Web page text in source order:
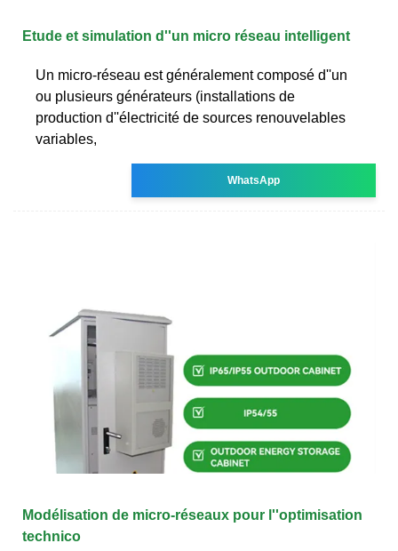
Etude et simulation d''un micro réseau intelligent
Un micro-réseau est généralement composé d''un
ou plusieurs générateurs (installations de
production d''électricité de sources renouvelables
variables,
WhatsApp
Modélisation de micro-réseaux pour l''optimisation
technico